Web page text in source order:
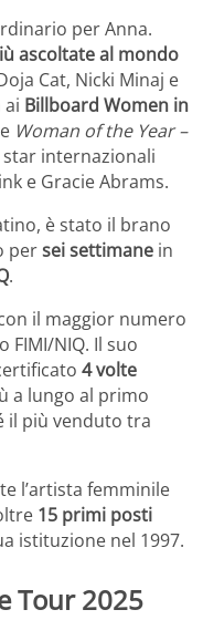
per Anna.
ascoltate al mondo
Cat, Nicki Minaj e
ai Billboard Women in
Woman of the Year –
star internazionali
e Gracie Abrams.
è stato il brano
persei settimane in
.
il maggior numero
FIMI/NIQ. Il suo
4 volte
a lungo al primo
il più venduto tra
l’artista femminile
15 primi posti
istituzione nel 1997.
Tour 2025